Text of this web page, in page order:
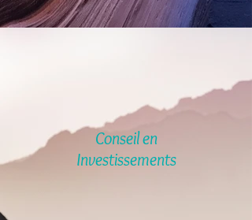
Conseil en
Investissements